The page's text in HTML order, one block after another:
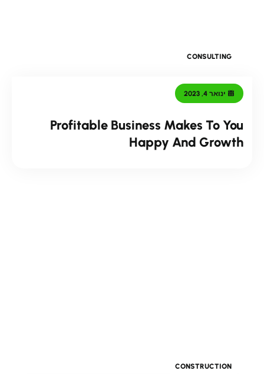
CONSULTING
ינואר 4, 2023
Profitable Business Makes To You
Happy And Growth
CONSTRUCTION